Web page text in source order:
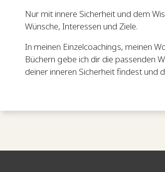
Nur mit innere Sicherheit und dem
Wünsche, Interessen und Ziele.
In meinen Einzelcoachings, meinen
Büchern gebe ich dir die passenden
deiner inneren Sicherheit findest und